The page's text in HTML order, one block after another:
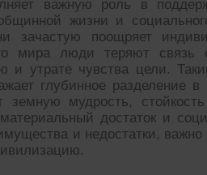
важную роль в
жизни и
зачастую поощряет
мира люди теряют
и утрате чувства цели.
глубинное
земную мудрость,
достаток и
и недостатки, важно